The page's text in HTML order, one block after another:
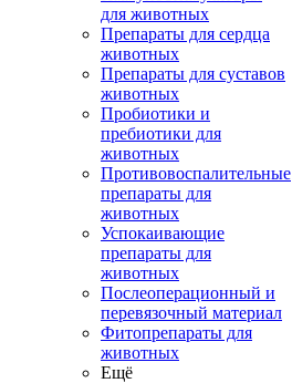
для животных
Препараты для сердца
животных
Препараты для суставов
животных
Пробиотики и
пребиотики для
животных
Противовоспалительные
препараты для
животных
Успокаивающие
препараты для
животных
Послеоперационный и
перевязочный материал
Фитопрепараты для
животных
Ещё